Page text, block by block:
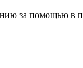
за помощью в